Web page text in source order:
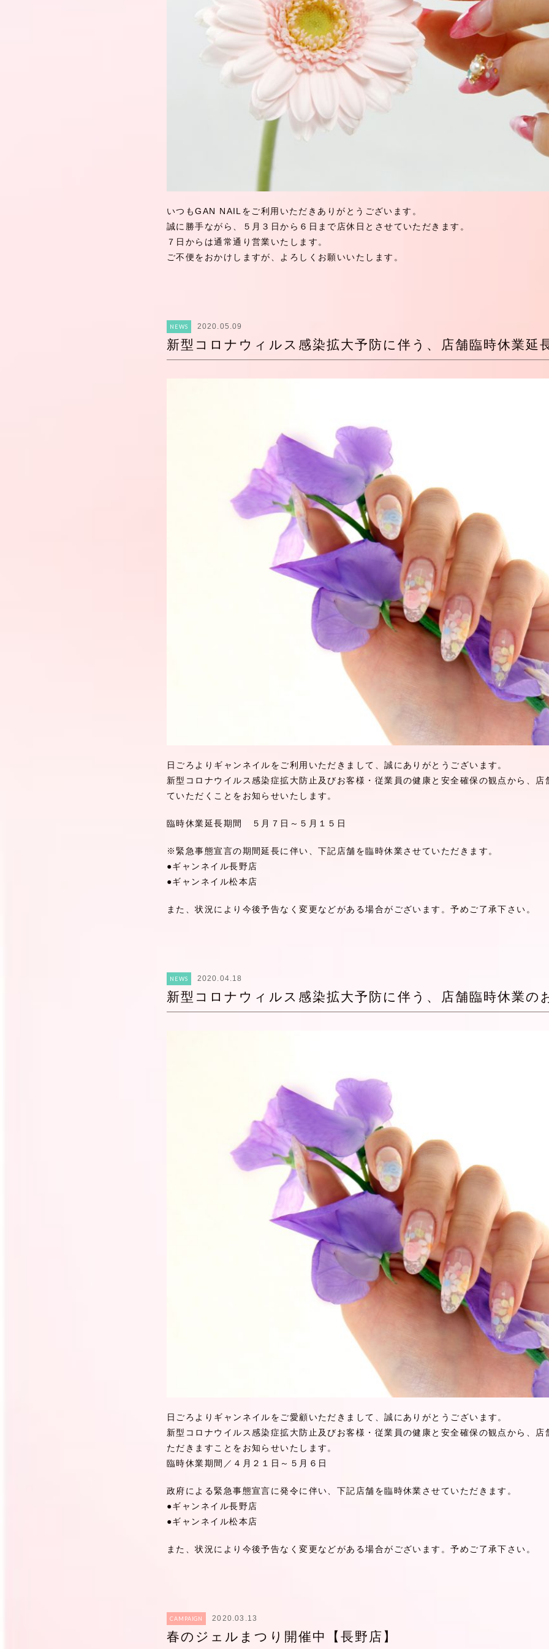
いつもGAN NAILをご利用いただきありがとうございます。
誠に勝手ながら、５月３日から６日まで店休日とさせていただきます。
７日からは通常通り営業いたします。
ご不便をおかけしますが、よろしくお願いいたします。
NEWS 2020.05.09
新型コロナウィルス感染拡大予防に伴う、店舗臨時休業延
日ごろよりギャンネイルをご利用いただきまして、誠にありがとうございます。
新型コロナウイルス感染症拡大防止及びお客様・従業員の健康と安全確保の観点から、
ていただくことをお知らせいたします。
臨時休業延長期間 ５月７日～５月１５日
※緊急事態宣言の期間延長に伴い、下記店舗を臨時休業させていただきます。
●ギャンネイル長野店
●ギャンネイル松本店
また、状況により今後予告なく変更などがある場合がございます。予めご了承下さい。
NEWS 2020.04.18
新型コロナウィルス感染拡大予防に伴う、店舗臨時休業の
日ごろよりギャンネイルをご愛顧いただきまして、誠にありがとうございます。
新型コロナウイルス感染症拡大防止及びお客様・従業員の健康と安全確保の観点から、
ただきますことをお知らせいたします。
臨時休業期間／４月２１日～５月６日
政府による緊急事態宣言に発令に伴い、下記店舗を臨時休業させていただきます。
●ギャンネイル長野店
●ギャンネイル松本店
また、状況により今後予告なく変更などがある場合がございます。予めご了承下さい。
CAMPAIGN 2020.03.13
春のジェルまつり開催中【長野店】